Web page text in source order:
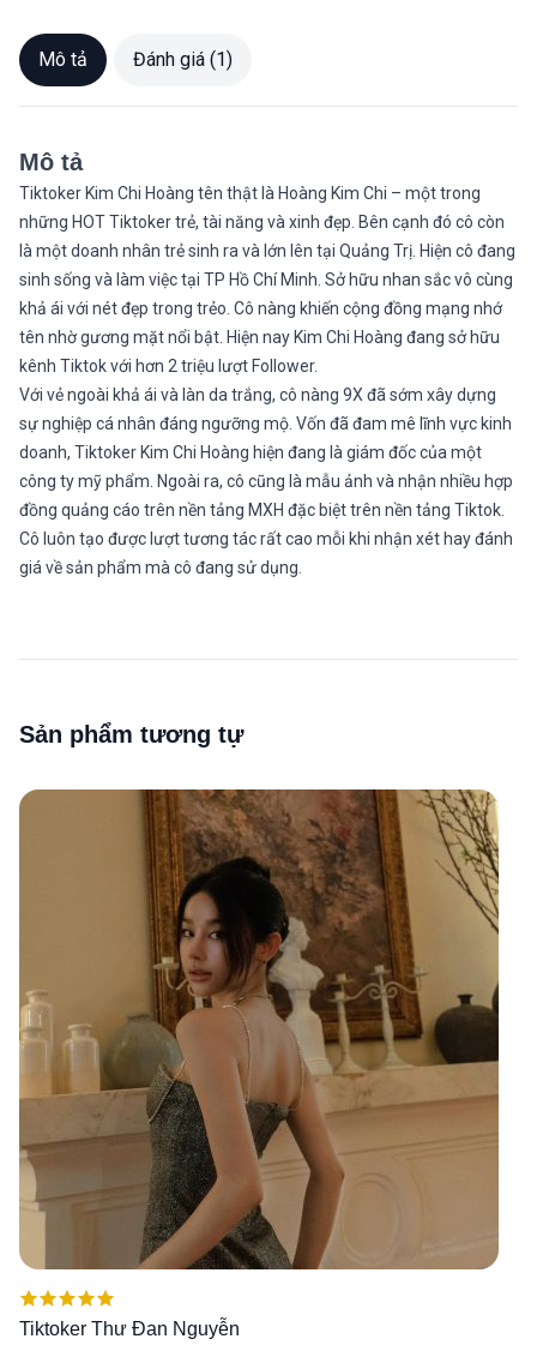
Mô tả Đánh giá (1)
Mô tả
Tiktoker Kim Chi Hoàng tên thật là Hoàng Kim Chi – một trong
những HOT Tiktoker trẻ, tài năng và xinh đẹp. Bên cạnh đó cô còn
là một doanh nhân trẻ sinh ra và lớn lên tại Quảng Trị. Hiện cô đang
sinh sống và làm việc tại TP Hồ Chí Minh. Sở hữu nhan sắc vô cùng
khả ái với nét đẹp trong trẻo. Cô nàng khiến cộng đồng mạng nhớ
tên nhờ gương mặt nổi bật. Hiện nay Kim Chi Hoàng đang sở hữu
kênh Tiktok với hơn 2 triệu lượt Follower.
Với vẻ ngoài khả ái và làn da trắng, cô nàng 9X đã sớm xây dựng
sự nghiệp cá nhân đáng ngưỡng mộ. Vốn đã đam mê lĩnh vực kinh
doanh, Tiktoker Kim Chi Hoàng hiện đang là giám đốc của một
công ty mỹ phẩm. Ngoài ra, cô cũng là mẫu ảnh và nhận nhiều hợp
đồng quảng cáo trên nền tảng MXH đặc biệt trên nền tảng Tiktok.
Cô luôn tạo được lượt tương tác rất cao mỗi khi nhận xét hay đánh
giá về sản phẩm mà cô đang sử dụng.
Sản phẩm tương tự
Tiktoker Thư Đan Nguyễn
Được xếp